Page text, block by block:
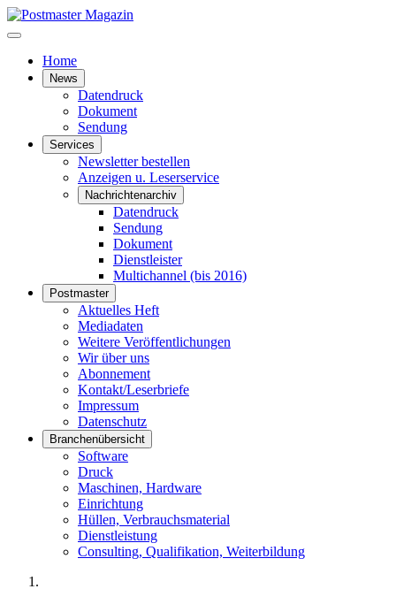
Home
News
Datendruck
Dokument
Sendung
Services
Newsletter bestellen
Anzeigen u. Leserservice
Nachrichtenarchiv
Datendruck
Sendung
Dokument
Dienstleister
Multichannel (bis 2016)
Postmaster
Aktuelles Heft
Mediadaten
Weitere Veröffentlichungen
Wir über uns
Abonnement
Kontakt/Leserbriefe
Impressum
Datenschutz
Branchenübersicht
Software
Druck
Maschinen, Hardware
Einrichtung
Hüllen, Verbrauchsmaterial
Dienstleistung
Consulting, Qualifikation, Weiterbildung